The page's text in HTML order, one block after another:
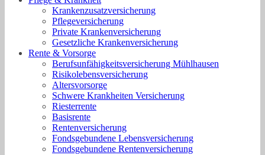
Krankenzusatzversicherung
Pflegeversicherung
Private Krankenversicherung
Gesetzliche Krankenversicherung
Rente & Vorsorge
Berufs­unfähigkeitsversicherung Mühlhausen
Risikolebensversicherung
Altersvorsorge
Schwere Krankheiten Versicherung
Riesterrente
Basisrente
Rentenversicherung
Fondsgebundene Lebensversicherung
Fondsgebundene Rentenversicherung